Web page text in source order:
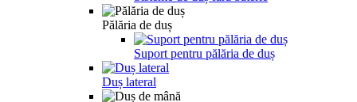
Pălăria de duș
Suport pentru pălăria de duș
Duș lateral